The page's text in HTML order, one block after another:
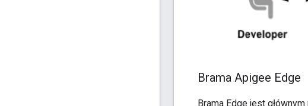
Brama Apigee Edge
Brama Edge jest